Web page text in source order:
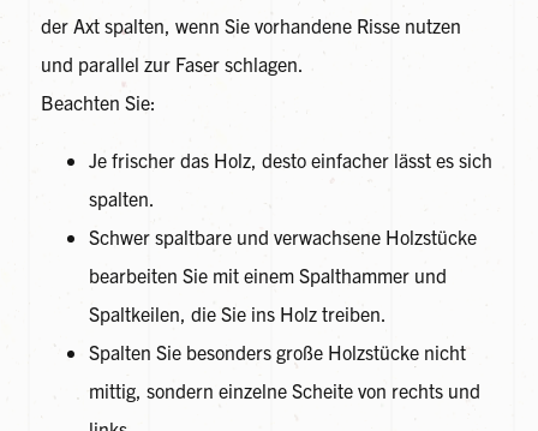
der Axt spalten, wenn Sie vorhandene Risse nutzen
und parallel zur Faser schlagen.
Beachten Sie:
Je frischer das Holz, desto einfacher lässt es sich
spalten.
Schwer spaltbare und verwachsene Holzstücke
bearbeiten Sie mit einem Spalthammer und
Spaltkeilen, die Sie ins Holz treiben.
Spalten Sie besonders große Holzstücke nicht
mittig, sondern einzelne Scheite von rechts und